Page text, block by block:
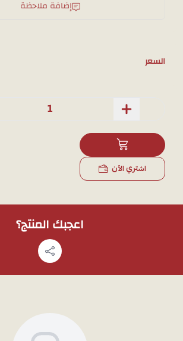
إضافة ملاحظة
السعر
اشتري الآن
اعجبك المنتج؟